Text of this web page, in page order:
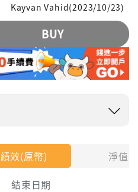
績效(原幣)
淨值
結束日期
Kayvan Vahid(2023/10/23)
BUY